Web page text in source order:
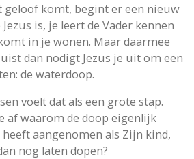
geloof komt, begint er een nieuw
is, je leert de Vader kennen
in je wonen. Maar daarmee
dan nodigt Jezus je uit om een
de waterdoop.
voelt dat als een grote stap.
af waarom de doop eigenlijk
aangenomen als Zijn kind,
nog laten dopen?